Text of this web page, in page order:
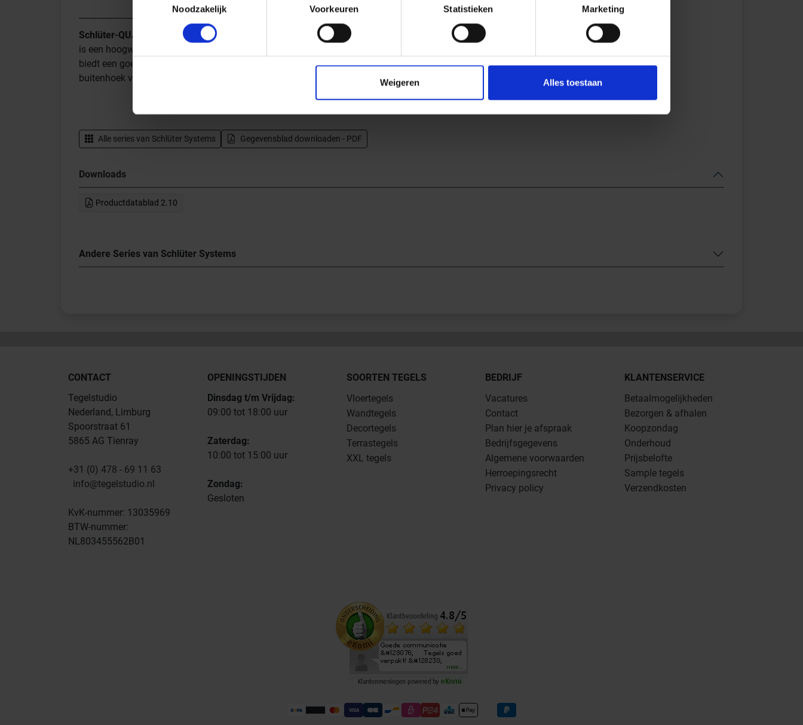
Noodzakelijk
Voorkeuren Statistieken Marketing
Weigeren Alles toestaan
Schlüter-QUADEC-E
is een hoogwaardig afsluitprofiel uit roestvast staal voor uitwendige hoeken in wandbetegeling en
biedt een goede randbescherming. Het zichtbare oppervlak van het profiel vormt een rechthoekige
buitenhoek voor de tegelbekleding.
Alle series van Schlüter Systems Gegevensblad downloaden - PDF
Downloads
Productdatablad 2.10
Andere Series van Schlüter Systems
CONTACT
Tegelstudio
Nederland, Limburg
Spoorstraat 61
5865 AG Tienray
+31 (0) 478 - 69 11 63
info@tegelstudio.nl
KvK-nummer: 13035969
BTW-nummer:
NL803455562B01
OPENINGSTIJDEN
Dinsdag t/m Vrijdag:
09:00 tot 18:00 uur
Zaterdag:
10:00 tot 15:00 uur
Zondag:
Gesloten
SOORTEN TEGELS
Vloertegels
Wandtegels
Decortegels
Terrastegels
XXL tegels
BEDRIJF
Vacatures
Contact
Plan hier je afspraak
Bedrijfsgegevens
Algemene voorwaarden
Herroepingsrecht
Privacy policy
KLANTENSERVICE
Betaalmogelijkheden
Bezorgen & afhalen
Koopzondag
Onderhoud
Prijsbelofte
Sample tegels
Verzendkosten